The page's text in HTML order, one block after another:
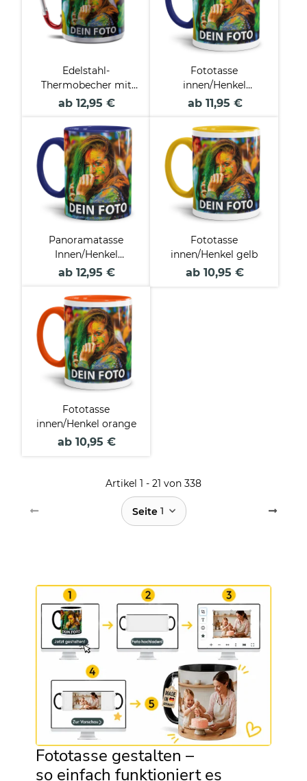
Edelstahl-
Thermobecher mit
Karabiner
ab 12,95 €
Fototasse
innen/Henkel
dunkelblau
ab 11,95 €
Panoramatasse
Innen/Henkel
dunkelblau
ab 12,95 €
Fototasse
innen/Henkel gelb
ab 10,95 €
Fototasse
innen/Henkel orange
ab 10,95 €
Artikel 1 - 21 von 338
Seite 1
Fototasse gestalten –
so einfach funktioniert es